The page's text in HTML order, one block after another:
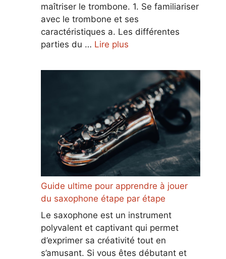
maîtriser le trombone. 1. Se familiariser
avec le trombone et ses
caractéristiques a. Les différentes
parties du … Lire plus
Guide ultime pour apprendre à jouer
du saxophone étape par étape
Le saxophone est un instrument
polyvalent et captivant qui permet
d’exprimer sa créativité tout en
s’amusant. Si vous êtes débutant et